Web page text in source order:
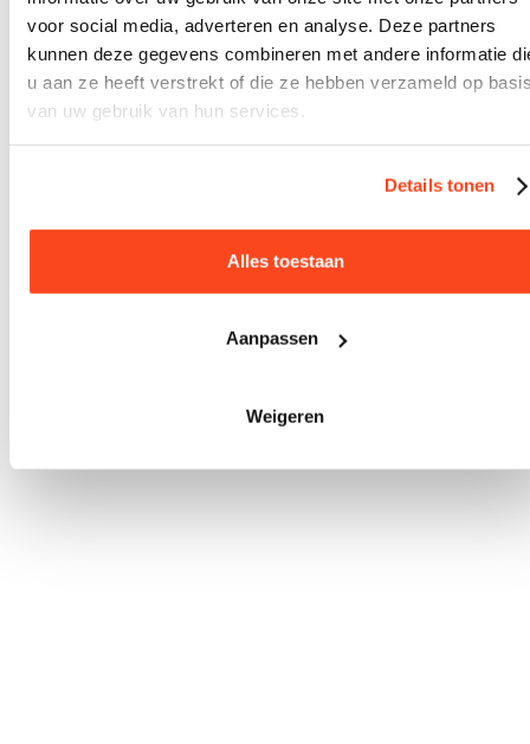
voor social media, adverteren en analyse. Deze partners
kunnen deze gegevens combineren met andere informatie
u aan ze heeft verstrekt of die ze hebben verzameld op
van uw gebruik van hun services.
Details tonen
Alles toestaan
Aanpassen
Weigeren